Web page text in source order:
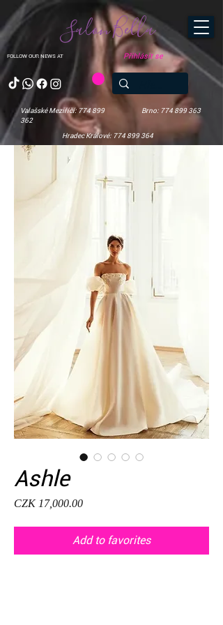
FOLLOW OUR NEWS AT
Salon Bella
Valašské Meziříčí: 774 899
362
Brno: 774 899 363
Hradec Králové: 774 899 364
Přihlásit se
Ashle
CZK 17,000.00Price
Add to favorites